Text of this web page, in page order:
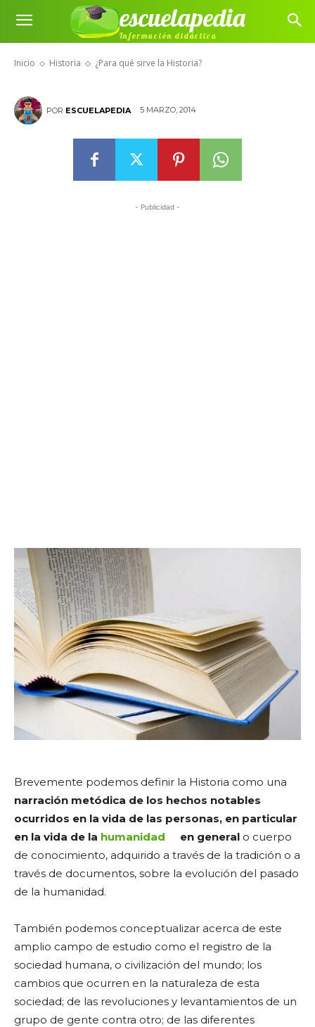
escuelapedia
Información didáctica
Inicio Historia ¿Para qué sirve la Historia?
¿Para qué sirve la Historia?
POR ESCUELAPEDIA 5 MARZO, 2014
- Publicidad -
Brevemente podemos definir la Historia como una
narración metódica de los hechos notables
ocurridos en la vida de las personas, en particular
en la vida de la humanidad en general o cuerpo
de conocimiento, adquirido a través de la tradición o a
través de documentos, sobre la evolución del pasado
de la humanidad.
También podemos conceptualizar acerca de este
amplio campo de estudio como el registro de la
sociedad humana, o civilización del mundo; los
cambios que ocurren en la naturaleza de esta
sociedad; de las revoluciones y levantamientos de un
grupo de gente contra otro; de las diferentes